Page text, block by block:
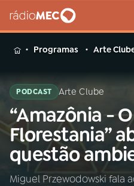
MENU
Buscar
na
Rádio
MEC
Início
Programas Arte
PODCAST Arte Clube
“Amazônia -
Florestania”
questão
Miguel Przewodowski fala